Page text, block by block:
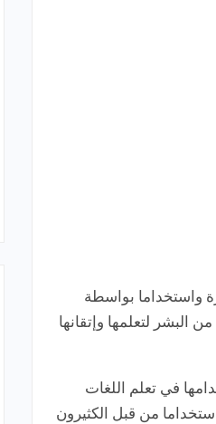
واستخداما بواسطة
لتعلمها وإتقانها
في تعلم اللغات
من قبل الكثيرون